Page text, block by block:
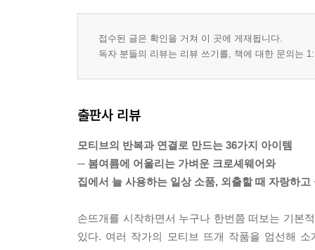
접수된 글은 확인을 거쳐 이 곳에 게재됩니다.
독자 분들의 리뷰는 리뷰 쓰기를, 책에 대한 문의는
출판사 리뷰
모티브의 반복과 연결로 만드는 36가지 아이템
─ 봄여름에 어울리는 가벼운 크로셰웨어와
집에서 늘 사용하는 일상 소품, 외출할 때 자랑하고
손뜨개를 시작하면서 누구나 한번쯤 떠보는 기본
있다. 여러 작가의 모티브 뜨개 작품을 엄선해